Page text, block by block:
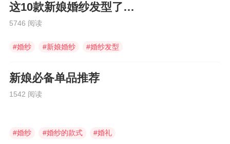
这10款新娘婚纱发型了
吧！
5746 阅读
#婚纱 #新娘婚纱 #婚纱发型
新娘必备单品推荐
1542 阅读
#婚纱 #婚纱的款式 #婚礼